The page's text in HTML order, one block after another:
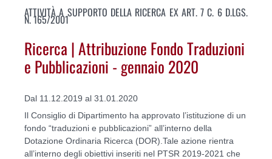
ATTIVITÀ A SUPPORTO DELLA RICERCA EX ART. 7 C. 6 D.LGS.
N. 165/2001
Ricerca | Attribuzione Fondo Traduzioni
e Pubblicazioni - gennaio 2020
Dal 11.12.2019 al 31.01.2020
Il Consiglio di Dipartimento ha approvato l’istituzione di un
fondo “traduzioni e pubblicazioni” all’interno della
Dotazione Ordinaria Ricerca (DOR).Tale azione rientra
all’interno degli obiettivi inseriti nel PTSR 2019-2021 che